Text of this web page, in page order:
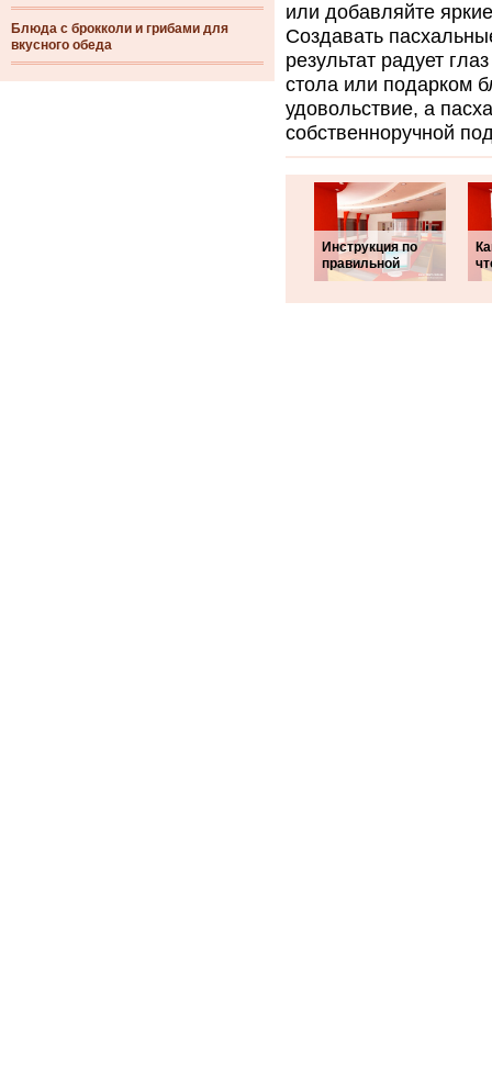
Блюда с брокколи и грибами для
вкусного обеда
или добавляйте
Создавать
результат радует
стола или подарком
удовольствие, а
собственноручной
Инструкция по
правильной